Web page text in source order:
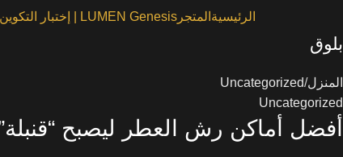
الرئيسية المتجرLUMEN Genesis | إختبار التكوين
بلوق
المنزل Uncategorized
Uncategorized
أفضل أماكن رش العطر ليصبح